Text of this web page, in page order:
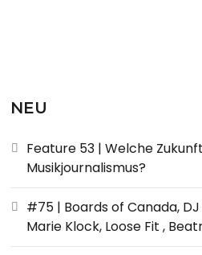
NEU
Feature 53 | Welche
Musikjournalismus?
#75 | Boards of Canada,
Marie Klock, Loose Fit ,